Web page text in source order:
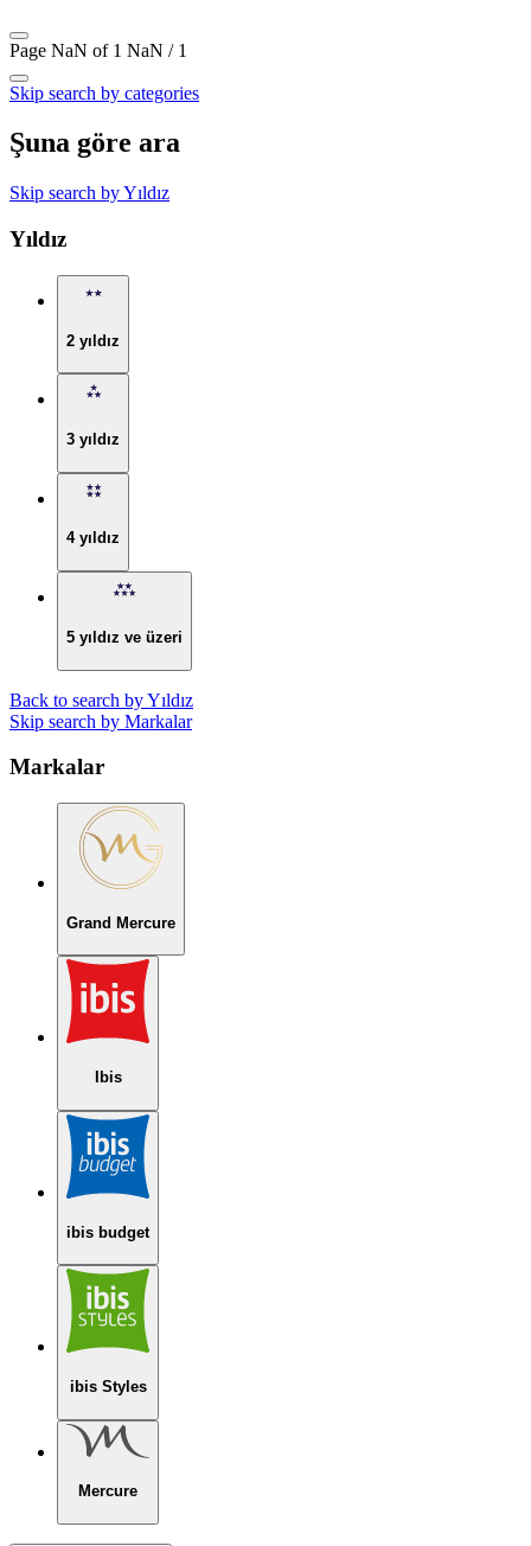
Page NaN of 1 NaN / 1
Skip search by categories
Şuna göre ara
Skip search by Yıldız
Yıldız
2 yıldız
3 yıldız
4 yıldız
5 yıldız ve üzeri
Back to search by Yıldız
Skip search by Markalar
Markalar
Grand Mercure
Ibis
ibis budget
ibis Styles
Mercure